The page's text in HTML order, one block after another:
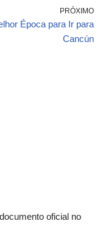
PRÓXIMO
Época para Ir para
Cancún
oficial no